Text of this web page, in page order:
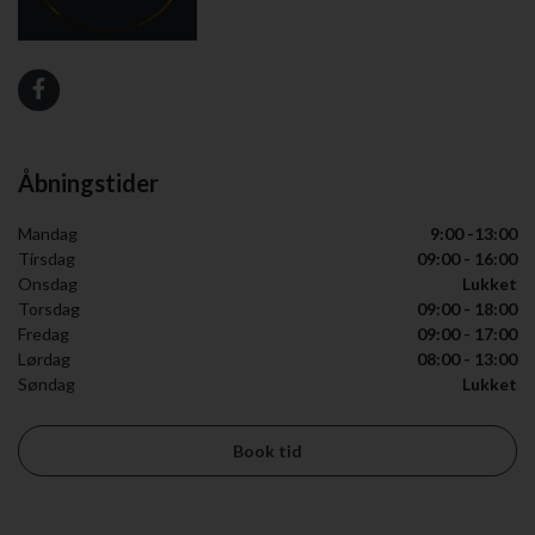
Åbningstider
Mandag
9:00 -13:00
Tirsdag
09:00 - 16:00
Onsdag
Lukket
Torsdag
09:00 - 18:00
Fredag
09:00 - 17:00
Lørdag
08:00 - 13:00
Søndag
Lukket
Book tid